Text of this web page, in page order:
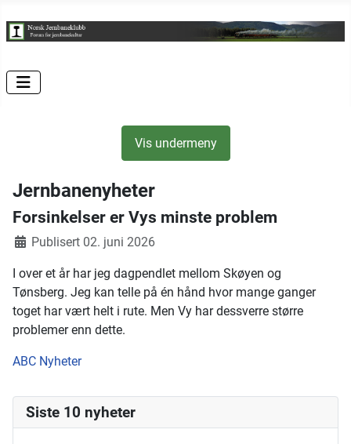
Vis undermeny
Jernbanenyheter
Forsinkelser er Vys minste problem
Publisert 02. juni 2026
I over et år har jeg dagpendlet mellom Skøyen og
Tønsberg. Jeg kan telle på én hånd hvor mange ganger
toget har vært helt i rute. Men Vy har dessverre større
problemer enn dette.
ABC Nyheter
Siste 10 nyheter